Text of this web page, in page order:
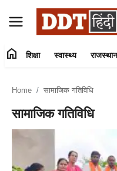
हमारे बारे में
शिक्षा
स्वास्थ्य
home शिक्षा स्वास्थ्य राजस्थान
Home सामाजिक गतिविधि
सामाजिक गतिविधि